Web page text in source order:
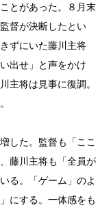
とがあった。８月末
督が決断したとい
ずにいた藤川主将
出せ」と声をかけ
主将は見事に復調。
した。監督も「ここ
藤川主将も「全員が
る。「ゲーム」のよ
にする。一体感をも